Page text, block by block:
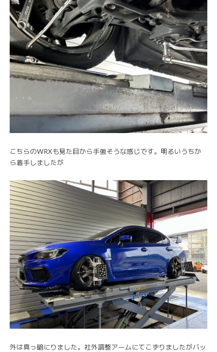
こちらのWRXも見た目から手強そうな感じです。明るいうちか
ら着手しましたが
外は真っ暗にりました。社外調整アームにてこずりましたがバッ